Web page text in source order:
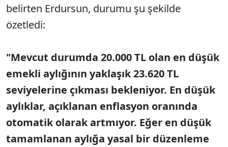
belirten Erdursun, durumu şu şekilde
özetledi:
"Mevcut durumda 20.000 TL olan en düşük
emekli aylığının yaklaşık 23.620 TL
seviyelerine çıkması bekleniyor. En düşük
aylıklar, açıklanan enflasyon oranında
otomatik olarak artmıyor. Eğer en düşük
tamamlanan aylığa yasal bir düzenleme